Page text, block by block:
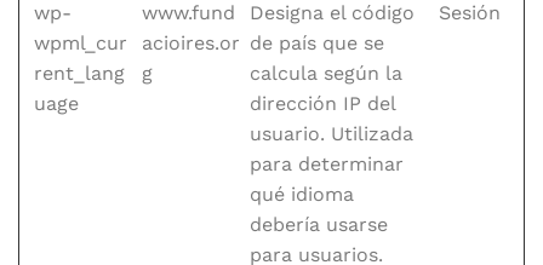
wp-
wpml_cur
rent_lang
uage
www.fund
acioires.or
g
Designa el código
de país que se
calcula según la
dirección IP del
usuario. Utilizada
para determinar
qué idioma
debería usarse
para usuarios.
Sesión